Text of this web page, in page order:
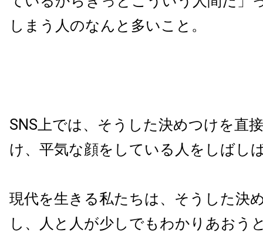
しまう人のなんと多いこと。
SNS上では、そうした決めつけを直
け、平気な顔をしている人をしばし
現代を生きる私たちは、そうした決
し、人と人が少しでもわかりあおう